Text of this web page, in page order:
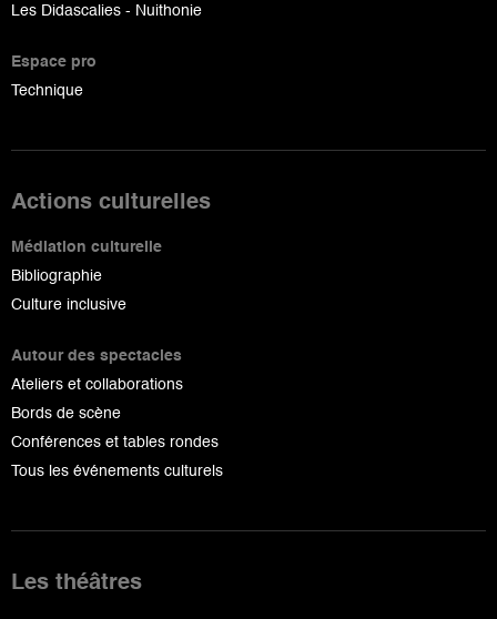
Les Didascalies - Nuithonie
Espace pro
Technique
Actions culturelles
Médiation culturelle
Bibliographie
Culture inclusive
Autour des spectacles
Ateliers et collaborations
Bords de scène
Conférences et tables rondes
Tous les événements culturels
Les théâtres